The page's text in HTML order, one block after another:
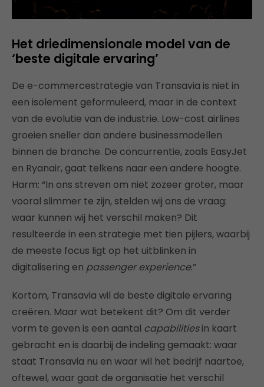
Het driedimensionale model van de
‘beste digitale ervaring’
De e-commercestrategie van Transavia is niet in
een isolement geformuleerd, maar in de context
van de evolutie van de industrie. Low-cost airlines
groeien sneller dan andere businessmodellen
binnen de branche. De concurrentie, zoals EasyJet
en Ryanair, gaat telkens naar een andere hoogte.
Harm: “In ons streven om niet zozeer groter, maar
vooral slimmer te zijn, stelden wij ons de vraag:
waar kunnen wij het verschil maken? Dit
resulteerde in een strategie met tien pijlers, waarbij
de meeste focus ligt op het uitblinken in
digitalisering en passenger experience.”
Kortom, Transavia wil de beste digitale ervaring
creëren. Maar wat betekent dit? Om dit verder
vorm te geven is een aantal capabilitiesin kaart
gebracht en is daarbij de indeling gemaakt: waar
staat Transavia nu en waar wil het bedrijf naartoe,
oftewel, waar gaat de organisatie het verschil